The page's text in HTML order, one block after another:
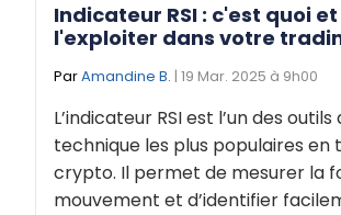
Indicateur RSI : c'est quoi
l'exploiter dans votre
ParAmandine B. | 19 Mar. 2025 à 9h00
L’indicateur RSI est l’un des outils
technique les plus populaires en
crypto. Il permet de mesurer la
mouvement et d’identifier